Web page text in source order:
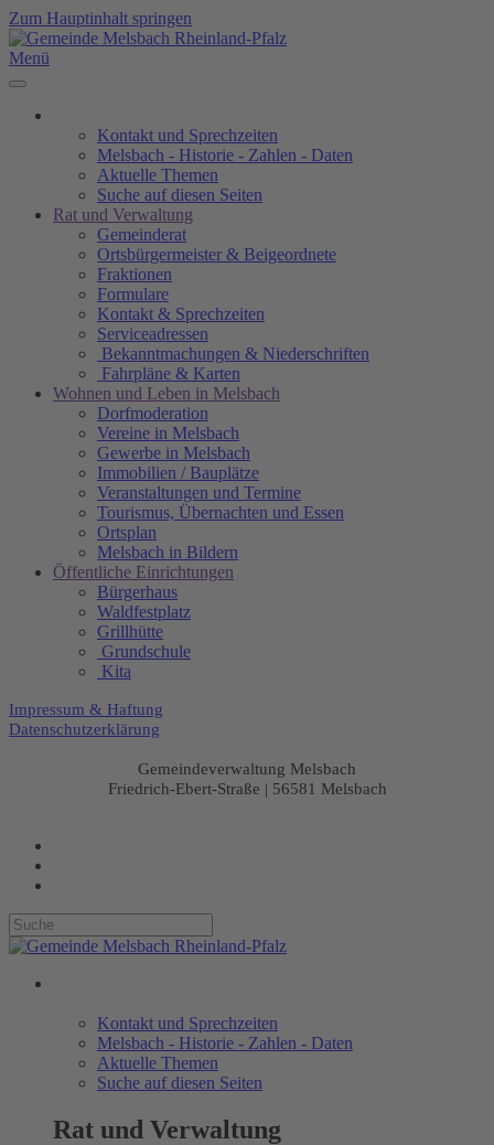
Zum Hauptinhalt springen
Menü
Kontakt und Sprechzeiten
Melsbach - Historie - Zahlen - Daten
Aktuelle Themen
Suche auf diesen Seiten
Rat und Verwaltung
Gemeinderat
Ortsbürgermeister & Beigeordnete
Fraktionen
Formulare
Kontakt & Sprechzeiten
Serviceadressen
Bekanntmachungen & Niederschriften
Fahrpläne & Karten
Wohnen und Leben in Melsbach
Dorfmoderation
Vereine in Melsbach
Gewerbe in Melsbach
Immobilien / Bauplätze
Veranstaltungen und Termine
Tourismus, Übernachten und Essen
Ortsplan
Melsbach in Bildern
Öffentliche Einrichtungen
Bürgerhaus
Waldfestplatz
Grillhütte
Grundschule
Kita
Impressum & Haftung
Datenschutzerklärung
Gemeindeverwaltung Melsbach
Friedrich-Ebert-Straße | 56581 Melsbach
Kontakt und Sprechzeiten
Melsbach - Historie - Zahlen - Daten
Aktuelle Themen
Suche auf diesen Seiten
Rat und Verwaltung